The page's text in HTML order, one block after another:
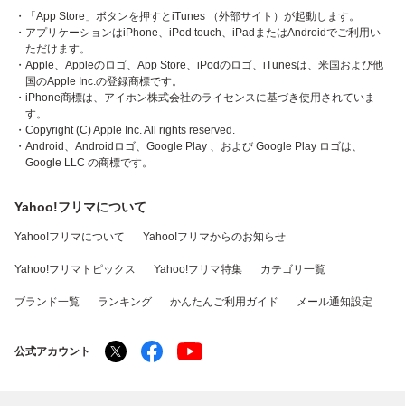
・「App Store」ボタンを押すとiTunes （外部サイト）が起動します。
・アプリケーションはiPhone、iPod touch、iPadまたはAndroidでご利用い
ただけます。
・Apple、Appleのロゴ、App Store、iPodのロゴ、iTunesは、米国および他
国のApple Inc.の登録商標です。
・iPhone商標は、アイホン株式会社のライセンスに基づき使用されていま
す。
・Copyright (C) Apple Inc. All rights reserved.
・Android、Androidロゴ、Google Play 、および Google Play ロゴは、
Google LLC の商標です。
Yahoo!フリマについて
Yahoo!フリマについて Yahoo!フリマからのお知らせ
Yahoo!フリマトピックス Yahoo!フリマ特集 カテゴリ一覧
ブランド一覧 ランキング かんたんご利用ガイド メール通知設定
公式アカウント